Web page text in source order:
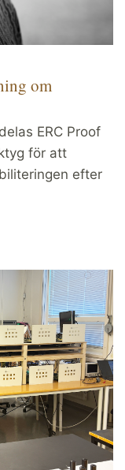
om
ERC Proof
för att
efter